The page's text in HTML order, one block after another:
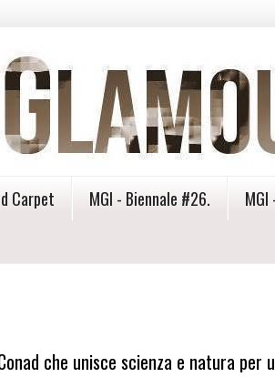
Carpet MGI - Biennale #26.
che unisce scienza e natura per